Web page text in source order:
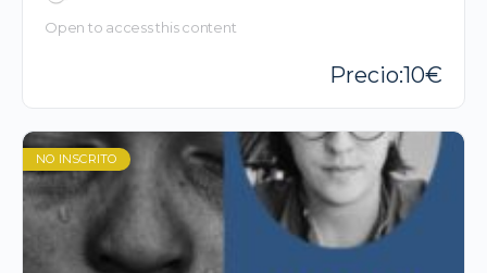
Open to access this content
10
NO INSCRITO